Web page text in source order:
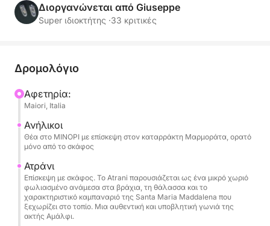
έχει σχεδιαστεί για όσους θέλουν να
εξερευνήσουν ολόκληρη την ακτή, συνδυάζοντας
μήκος μιας από τις πιο εμβληματικές ακτές της
Μεσογείου, θαυμάζοντας το Αμάλφι, το Πραιάνο
και το Ποζιτάνο από τη θάλασσα με τους
απόκρημνους βράχους και τα μοναδικά τους
χρώματα. Οι στάσεις για κολύμπι σας επιτρέπουν
να κολυμπήσετε σε κρυστάλλινα νερά και να
απολαύσετε τη θάλασσα μακριά από τα πλήθη,
ενώ στο σκάφος μπορείτε να χαλαρώσετε στις
άνετες ηλιόλουστες ξαπλώστρες και κάτω από τη
σκιά της τέντας κατά τις πιο ζεστές ώρες της
Διοργανώνεται από Giuseppe
Super ιδιοκτήτης ·33 κριτικές
Δρομολόγιο
Αφετηρία:
Maiori, Italia
Ανήλικοι
Θέα στο ΜΙΝΟΡΙ με επίσκεψη στον καταρράκτη Μαρμοράτα, ορατό
μόνο από το σκάφος
Ατράνι
Επίσκεψη με σκάφος. Το Atrani παρουσιάζεται ως ένα μικρό χωριό
φωλιασμένο ανάμεσα στα βράχια, τη θάλασσα και το
χαρακτηριστικό καμπαναριό της Santa Maria Maddalena που
ξεχωρίζει στο τοπίο. Μια αυθεντική και υποβλητική γωνιά της
ακτής Αμάλφι.